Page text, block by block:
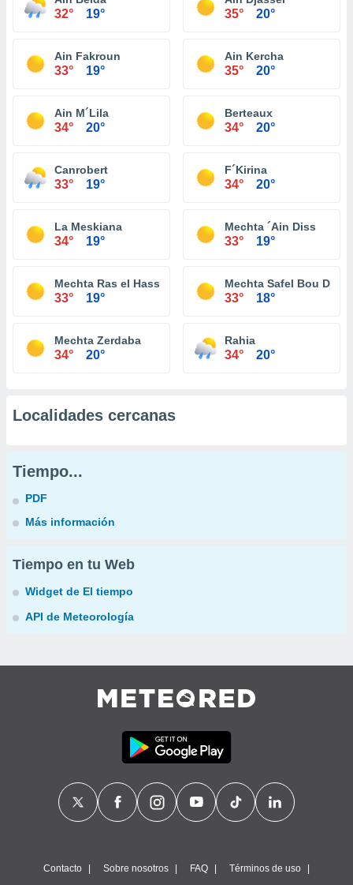
32° 19° 35° 20°
Ain Fakroun
33° 19°
Ain Kercha
35° 20°
Ain M´Lila
34° 20°
Berteaux
34° 20°
Canrobert
33° 19°
F´Kirina
34° 20°
La Meskiana
34° 19°
Mechta ´Ain Diss
33° 19°
Mechta Ras el Hassi
33° 19°
Mechta Safel Bou
33° 18°
Mechta Zerdaba
34° 20°
Rahia
34° 20°
Localidades cercanas
Tiempo...
PDF
Más información
Tiempo en tu Web
Widget de El tiempo
API de Meteorología
Contacto Sobre nosotros FAQ Términos de uso